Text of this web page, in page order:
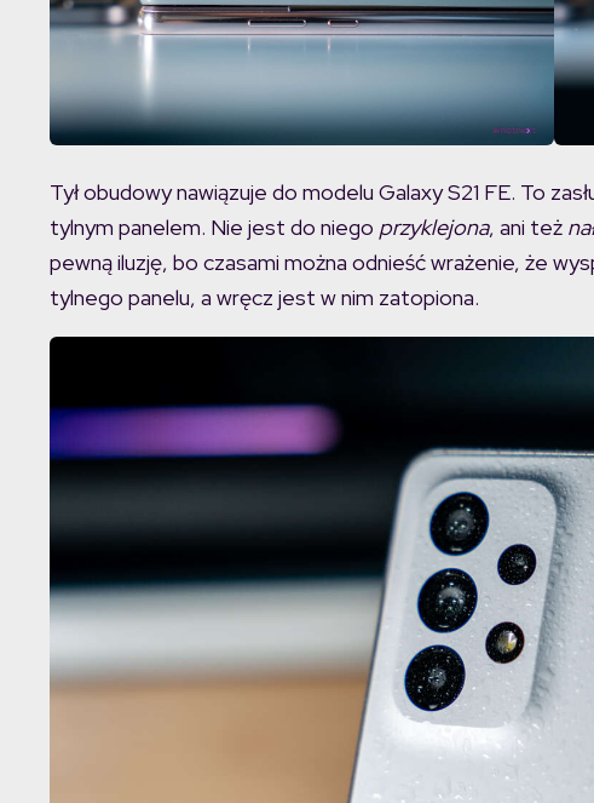
Tył obudowy nawiązuje do modelu Galaxy S21 FE. To
tylnym panelem. Nie jest do niego przyklejona, ani też
pewną iluzję, bo czasami można odnieść wrażenie, że
tylnego panelu, a wręcz jest w nim zatopiona.